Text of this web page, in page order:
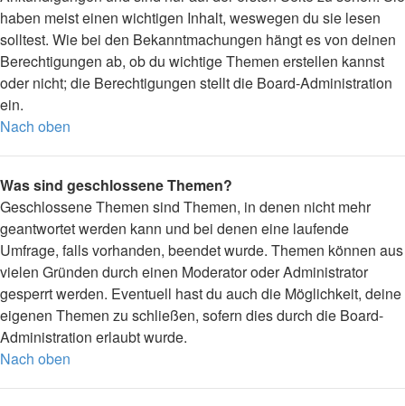
haben meist einen wichtigen Inhalt, weswegen du sie lesen
solltest. Wie bei den Bekanntmachungen hängt es von deinen
Berechtigungen ab, ob du wichtige Themen erstellen kannst
oder nicht; die Berechtigungen stellt die Board-Administration
ein.
Nach oben
Was sind geschlossene Themen?
Geschlossene Themen sind Themen, in denen nicht mehr
geantwortet werden kann und bei denen eine laufende
Umfrage, falls vorhanden, beendet wurde. Themen können aus
vielen Gründen durch einen Moderator oder Administrator
gesperrt werden. Eventuell hast du auch die Möglichkeit, deine
eigenen Themen zu schließen, sofern dies durch die Board-
Administration erlaubt wurde.
Nach oben